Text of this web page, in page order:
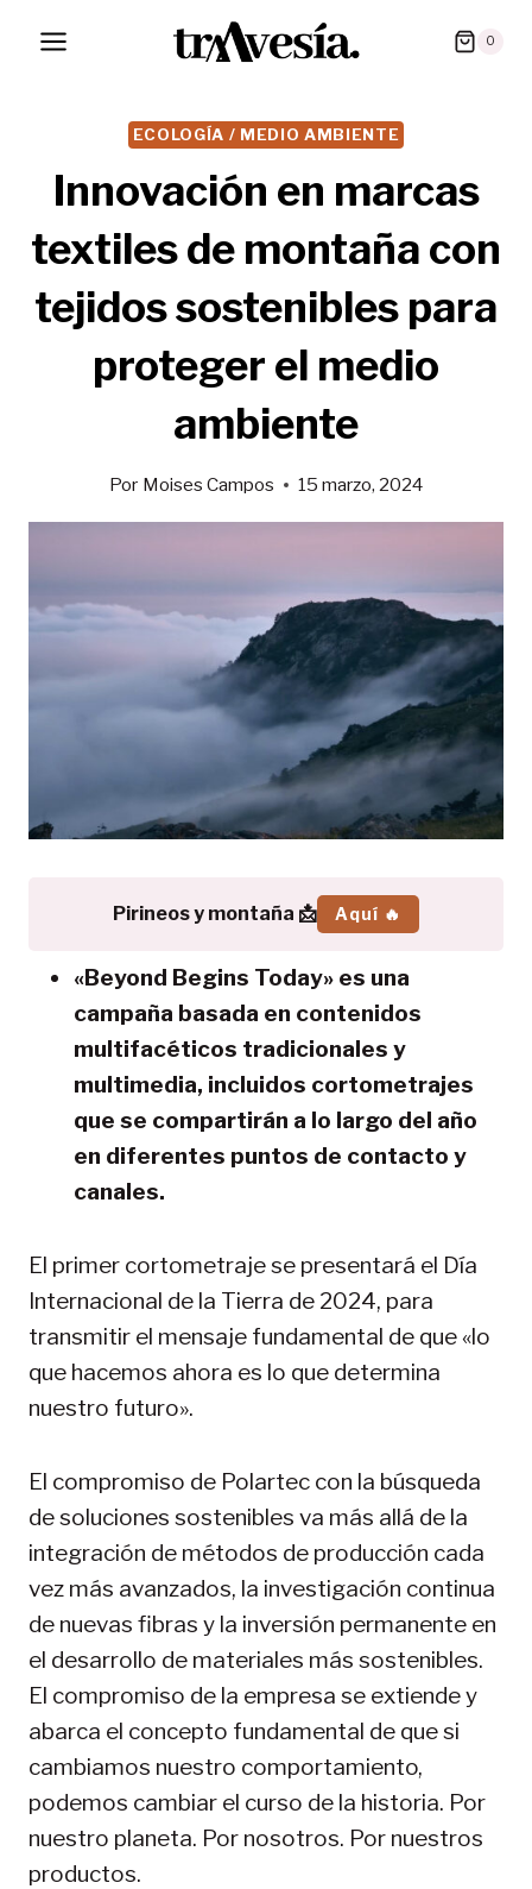
0
ECOLOGÍA / MEDIO AMBIENTE
Innovación en marcas
textiles de montaña con
tejidos sostenibles para
proteger el medio
ambiente
Por Moises Campos 15 marzo, 2024
Pirineos y montaña 📩 Aquí 🔥
«Beyond Begins Today» es una
campaña basada en contenidos
multifacéticos tradicionales y
multimedia, incluidos cortometrajes
que se compartirán a lo largo del año
en diferentes puntos de contacto y
canales.
El primer cortometraje se presentará el Día
Internacional de la Tierra de 2024, para
transmitir el mensaje fundamental de que «lo
que hacemos ahora es lo que determina
nuestro futuro».
El compromiso de Polartec con la búsqueda
de soluciones sostenibles va más allá de la
integración de métodos de producción cada
vez más avanzados, la investigación continua
de nuevas fibras y la inversión permanente en
el desarrollo de materiales más sostenibles.
El compromiso de la empresa se extiende y
abarca el concepto fundamental de que si
cambiamos nuestro comportamiento,
podemos cambiar el curso de la historia. Por
nuestro planeta. Por nosotros. Por nuestros
productos.